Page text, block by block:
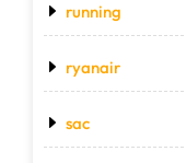
running
ryanair
sac